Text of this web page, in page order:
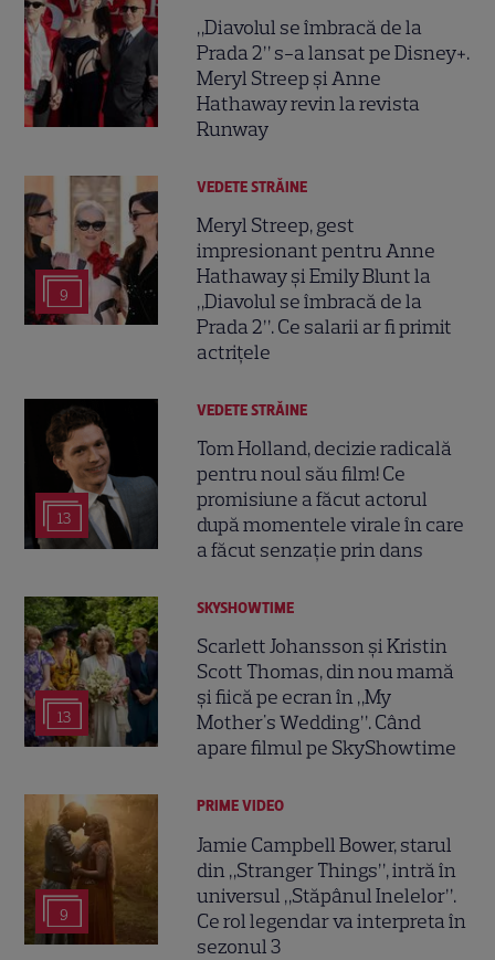
„Diavolul se îmbracă de la
Prada 2” s-a lansat pe Disney+.
Meryl Streep și Anne
Hathaway revin la revista
Runway
9
VEDETE STRĂINE
Meryl Streep, gest
impresionant pentru Anne
Hathaway și Emily Blunt la
„Diavolul se îmbracă de la
Prada 2”. Ce salarii ar fi primit
actrițele
13
VEDETE STRĂINE
Tom Holland, decizie radicală
pentru noul său film! Ce
promisiune a făcut actorul
după momentele virale în care
a făcut senzație prin dans
13
SKYSHOWTIME
Scarlett Johansson și Kristin
Scott Thomas, din nou mamă
și fiică pe ecran în „My
Mother's Wedding”. Când
apare filmul pe SkyShowtime
9
PRIME VIDEO
Jamie Campbell Bower, starul
din „Stranger Things”, intră în
universul „Stăpânul Inelelor”.
Ce rol legendar va interpreta în
sezonul 3